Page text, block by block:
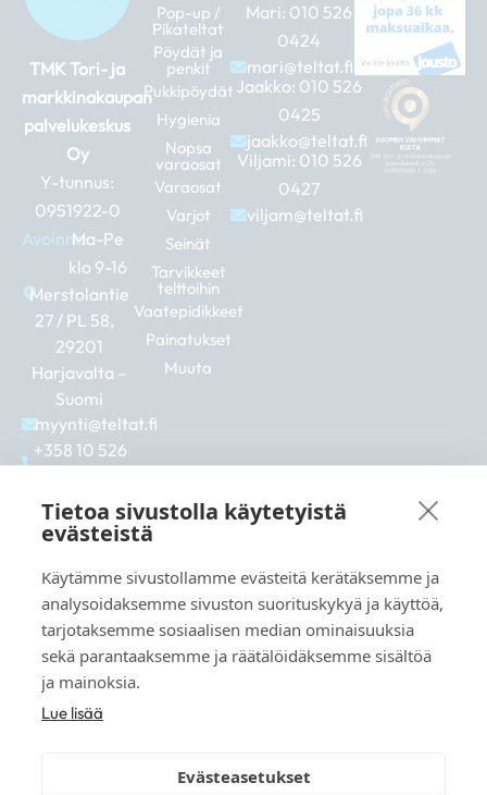
TMK Tori- ja
markkinakaupan
palvelukeskus
Oy
Y-tunnus:
0951922-0
Avoinna:Ma-Pe
klo 9-16
Merstolantie
27 / PL 58,
29201
Harjavalta –
Suomi
myynti@teltat.fi
+358 10 526
F
a
c
b
o
o
k
I
n
s
a
g
r
a
m
L
i
n
e
d
i
n
Pop-up /
Pikateltat
Pöydät ja
penkit
Pukkipöydät
Hygienia
Nopsa
varaosat
Varaosat
Varjot
Seinät
Tarvikkeet
telttoihin
Vaatepidikkeet
Painatukset
Muuta
Mari: 010 526
0424
mari@teltat.fi
Jaakko: 010 526
0425
jaakko@teltat.fi
Viljami: 010 526
0427
viljam@teltat.fi
Katso myös:
markkina.net
grillikeskus.fi
Tietoa sivustolla käytetyistä
evästeistä
Käytämme sivustollamme evästeitä kerätäksemme ja
analysoidaksemme sivuston suorituskykyä ja käyttöä,
tarjotaksemme sosiaalisen median ominaisuuksia
sekä parantaaksemme ja räätälöidäksemme sisältöä
ja mainoksia.
Lue lisää
Evästeasetukset